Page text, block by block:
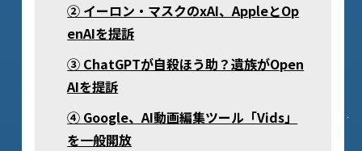
② イーロン・マスクのxAI、AppleとOp
enAIを提訴
③ ChatGPTが自殺ほう助？遺族がOpen
AIを提訴
④ Google、AI動画編集ツール「Vids」
を一般開放